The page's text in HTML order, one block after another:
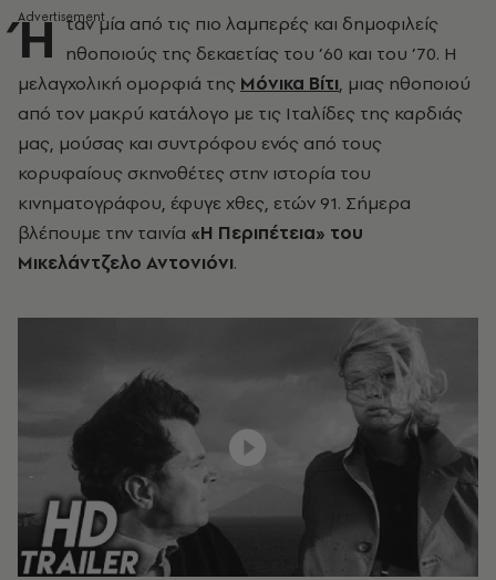
Ή ταν μία από τις πιο λαμπερές και δημοφιλείς
ηθοποιούς της δεκαετίας του ’60 και του ’70. Η
μελαγχολική ομορφιά της Μόνικα Βίτι, μιας ηθοποιού
από τον μακρύ κατάλογο με τις Ιταλίδες της καρδιάς
μας, μούσας και συντρόφου ενός από τους
κορυφαίους σκηνοθέτες στην ιστορία του
κινηματογράφου, έφυγε χθες, ετών 91. Σήμερα
βλέπουμε την ταινία «Η Περιπέτεια» του
Μικελάντζελο Αντονιόνι.